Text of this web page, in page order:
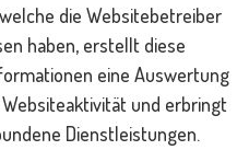
die Websitebetreiber
haben, erstellt diese
eine Auswertung
und erbringt
Dienstleistungen.